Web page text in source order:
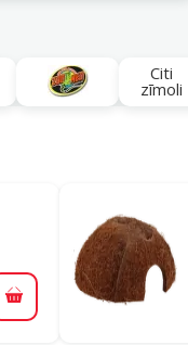
Citi
zīmoli
Pievienot grozam